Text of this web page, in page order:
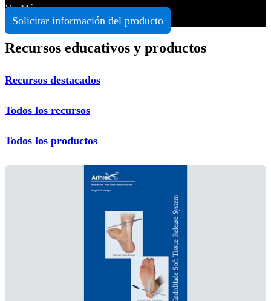
Ver Más
Solicitar información del producto
Recursos educativos y productos
Recursos destacados
Todos los recursos
Todos los productos